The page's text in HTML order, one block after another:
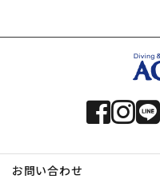
お問い合わせ